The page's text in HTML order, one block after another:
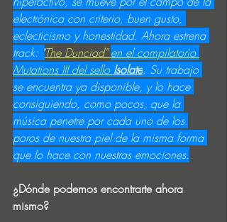
electrónica con criterio, buen gusto,
eclecticismo y honestidad. Ahora estrena
track: "The Dunciad" en el compilatorio
Mutations III del sello Isolate. Su trabajo
se encuentra ya disponible, y lo hace
consiguiendo, como pocos, que la
música penetre por cada uno de los
poros de nuestra piel de la misma forma
que lo hace con nuestras emociones.
¿Dónde podemos encontrarte ahora
mismo?